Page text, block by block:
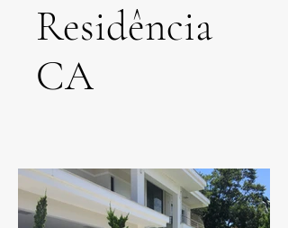
Residência
CA